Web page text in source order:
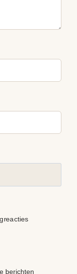
berichten